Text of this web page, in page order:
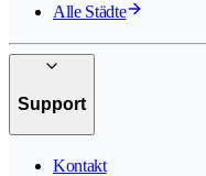
Alle Städte
Support
Kontakt